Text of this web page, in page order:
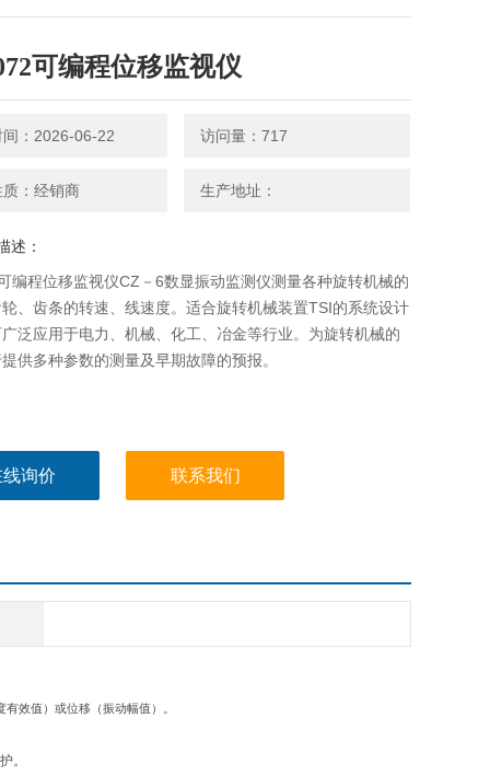
可编程位移监视仪
间：2026-06-22 访问量：717
：经销商 生产地址：
述：
编程位移监视仪CZ－6数显振动监测仪测量各种旋转机械的
、齿条的转速、线速度。适合旋转机械装置TSI的系统设计
泛应用于电力、机械、化工、冶金等行业。为旋转机械的
供多种参数的测量及早期故障的预报。
询价 联系我们
效值）或位移（振动幅值）。
。